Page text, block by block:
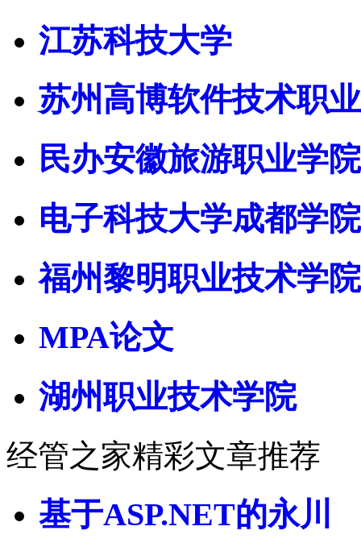
江苏科技大学
苏州高博软件技术职
民办安徽旅游职业学院
电子科技大学成都学院
福州黎明职业技术学院
MPA论文
湖州职业技术学院
经管之家精彩文章推荐
基于ASP.NET的永川